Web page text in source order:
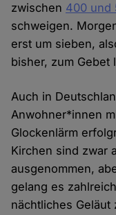
zwischen 400 und
schweigen.
erst um sieben,
bisher, zum Gebet
Auch in
Anwohner*innen
Glockenlärm
Kirchen sind zwar
ausgenommen,
gelang es
nächtliches